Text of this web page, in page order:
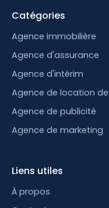
Catégories
Agence immobilière
Agence d'assurance
Agence d'intérim
Agence de location
Agence de publicité
Agence de marketing
Liens utiles
À propos